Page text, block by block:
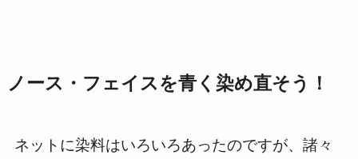
ノース・フェイスを青く染め直そう！
ネットに染料はいろいろあったのですが、諸々